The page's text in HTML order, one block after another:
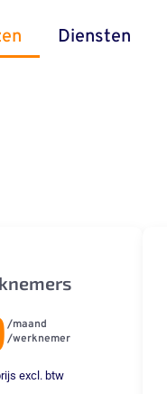
Diensten
/maand
/werknemer
excl. btw